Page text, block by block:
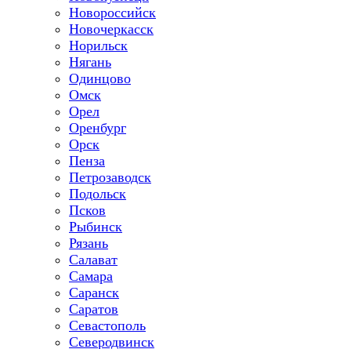
Новороссийск
Новочеркасск
Норильск
Нягань
Одинцово
Омск
Орел
Оренбург
Орск
Пенза
Петрозаводск
Подольск
Псков
Рыбинск
Рязань
Салават
Самара
Саранск
Саратов
Севастополь
Северодвинск